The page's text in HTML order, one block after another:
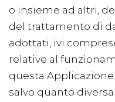
o insieme ad altri,
del trattamento di
adottati, ivi
relative al
questa
salvo quanto